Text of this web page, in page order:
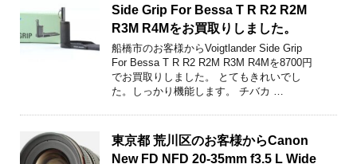
Side Grip For Bessa T R R2 R2M
R3M R4Mをお買取りしました。
船橋市のお客様からVoigtlander Side Grip
For Bessa T R R2 R2M R3M R4Mを8700円
でお買取りしました。 とてもきれいでし
た。しっかり機能します。 チバカ …
東京都 荒川区のお客様からCanon
New FD NFD 20-35mm f3.5 L Wide